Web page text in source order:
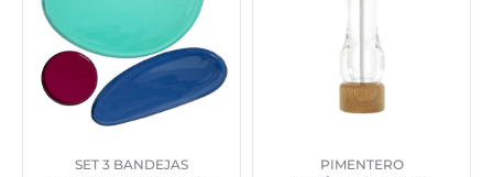
SET 3 BANDEJAS
PIMENTERO